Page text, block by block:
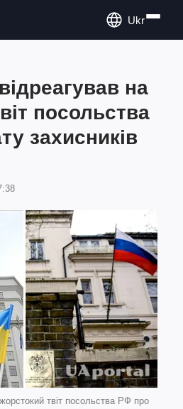
Ukr
на
посольства
захисників
твіт посольства РФ про